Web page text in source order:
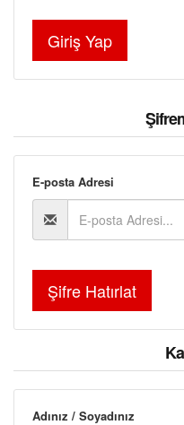
E-posta Adresi
Adınız / Soyadınız